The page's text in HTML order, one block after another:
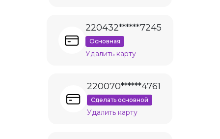
220432******7245
Основная
Удалить карту
220070******4761
Сделать основной
Удалить карту